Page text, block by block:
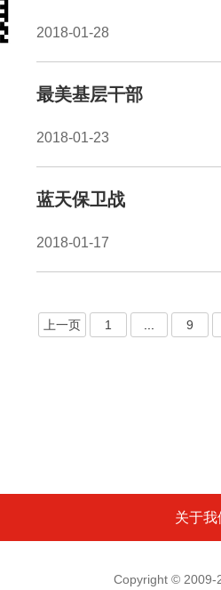
2018-01-28
最美基层干部
2018-01-23
蓝天保卫战
2018-01-17
上一页 1 9
关于我
Copyright © 2009-